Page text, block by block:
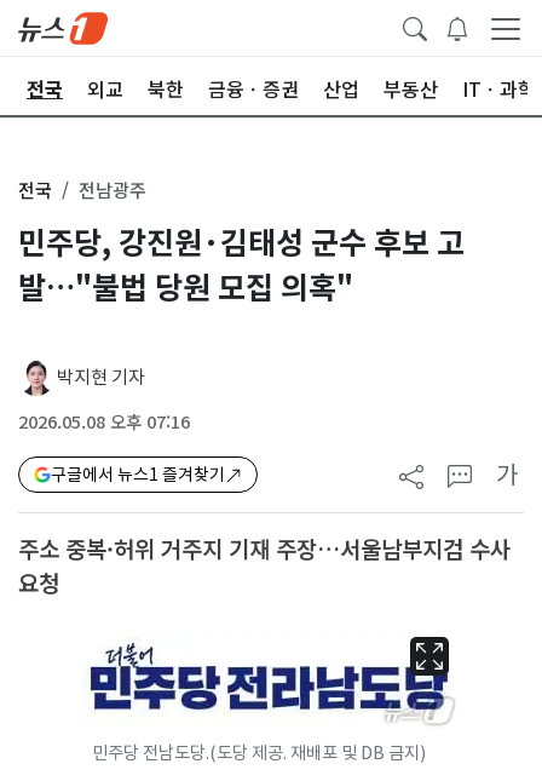
전국 외교 북한 금융ㆍ증권 산업 부동산 ITㆍ과학
전국 전남광주
민주당, 강진원·김태성 군수 후보 고
발…"불법 당원 모집 의혹"
박지현 기자
2026.05.08 오후 07:16
구글에서 뉴스1 즐겨찾기 가
주소 중복·허위 거주지 기재 주장…서울남부지검 수사
요청
민주당 전남도당.(도당 제공. 재배포 및 DB 금지)